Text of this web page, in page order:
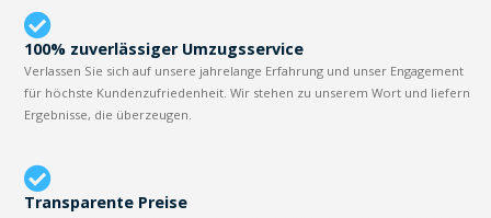
100% zuverlässiger Umzugsservice
Verlassen Sie sich auf unsere jahrelange Erfahrung und unser Engagement
für höchste Kundenzufriedenheit. Wir stehen zu unserem Wort und liefern
Ergebnisse, die überzeugen.
Transparente Preise